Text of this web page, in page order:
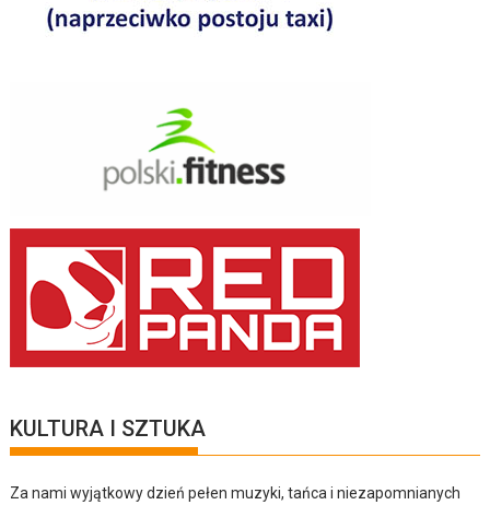
KULTURA I SZTUKA
Za nami wyjątkowy dzień pełen muzyki, tańca i niezapomnianych